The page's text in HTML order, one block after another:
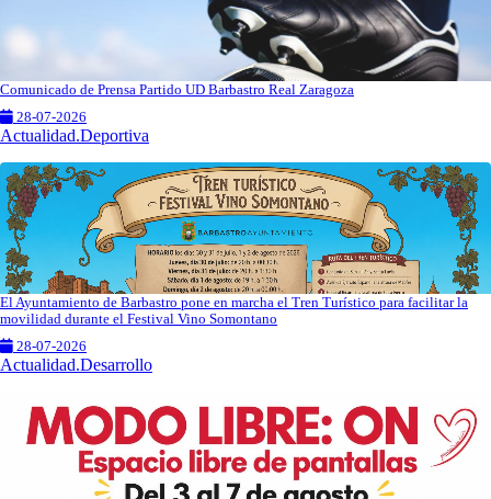
Comunicado de Prensa Partido UD Barbastro Real Zaragoza
28-07-2026
Actualidad.Deportiva
El Ayuntamiento de Barbastro pone en marcha el Tren Turístico para facilitar la
movilidad durante el Festival Vino Somontano
28-07-2026
Actualidad.Desarrollo